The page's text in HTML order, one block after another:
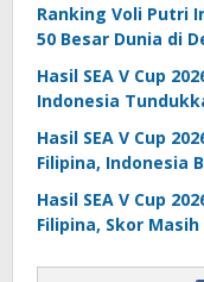
Ranking Voli Putri
50 Besar Dunia di
Hasil SEA V Cup
Indonesia
Hasil SEA V Cup
Filipina, Indonesia
Hasil SEA V Cup
Filipina, Skor